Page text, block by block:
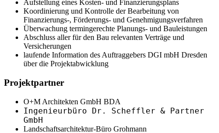
Aufstellung eines Kosten- und Finanzierungsplans
Koordinierung und Kontrolle der Bearbeitung von
Finanzierungs-, Förderungs- und Genehmigungsverfahren
Überwachung termingerechte Planungs- und Bauleistungen
Abschluss aller für den Bau relevanten Verträge und
Versicherungen
laufende Information des Auftraggebers DGI mbH Dresden
über die Projektabwicklung
Projektpartner
O+M Architekten GmbH BDA
Ingenieurbüro Dr. Scheffler & Partner
GmbH
Landschaftsarchitektur-Büro Grohmann